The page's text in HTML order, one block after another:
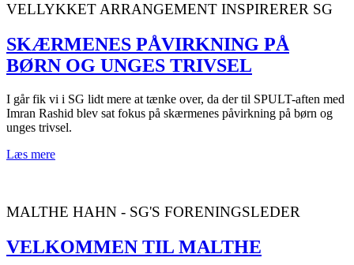
VELLYKKET ARRANGEMENT INSPIRERER SG
SKÆRMENES PÅVIRKNING PÅ
BØRN OG UNGES TRIVSEL
I går fik vi i SG lidt mere at tænke over, da der til SPULT-aften med
Imran Rashid blev sat fokus på skærmenes påvirkning på børn og
unges trivsel.
Læs mere
MALTHE HAHN - SG'S FORENINGSLEDER
VELKOMMEN TIL MALTHE